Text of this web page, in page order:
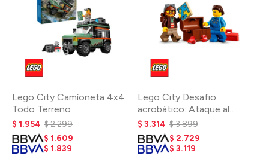
Lego City Camíoneta 4x4
Todo Terreno
$ 1.954 $2.299
$ 1.609
$ 1.839
Lego City Desafio
acrobático: Ataque al
tiburón
$ 3.314 $3.899
$ 2.729
$ 3.119